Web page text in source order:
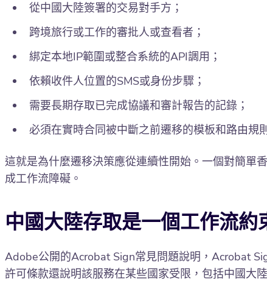
從中國大陸簽署的交易對手方；
跨境旅行或工作的審批人或查看者；
綁定本地IP範圍或整合系統的API調用；
依賴收件人位置的SMS或身份步驟；
需要長期存取已完成協議和審計報告的記錄；
必須在實時合同被中斷之前遷移的模板和路由規
這就是為什麼遷移決策應從連續性開始。一個對簡單
成工作流障礙。
中國大陸存取是一個工作流約
Adobe公開的Acrobat Sign常見問題說明，Acrobat
許可條款還說明該服務在某些國家受限，包括中國大